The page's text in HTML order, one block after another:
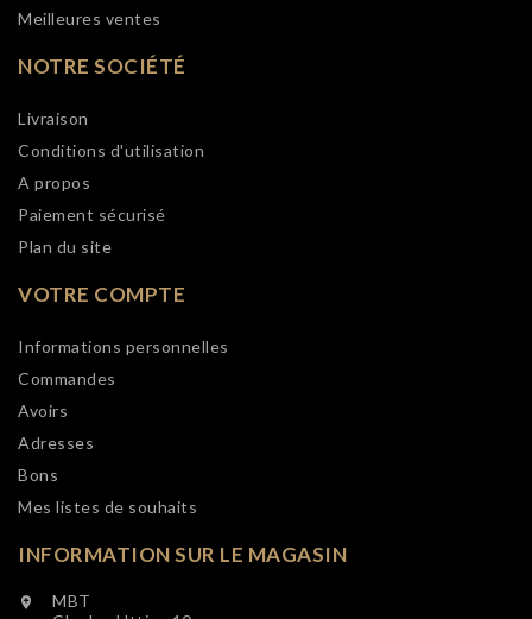
Meilleures ventes
NOTRE SOCIÉTÉ
Livraison
Conditions d'utilisation
A propos
Paiement sécurisé
Plan du site
VOTRE COMPTE
Informations personnelles
Commandes
Avoirs
Adresses
Bons
Mes listes de souhaits
INFORMATION SUR LE MAGASIN

MBT